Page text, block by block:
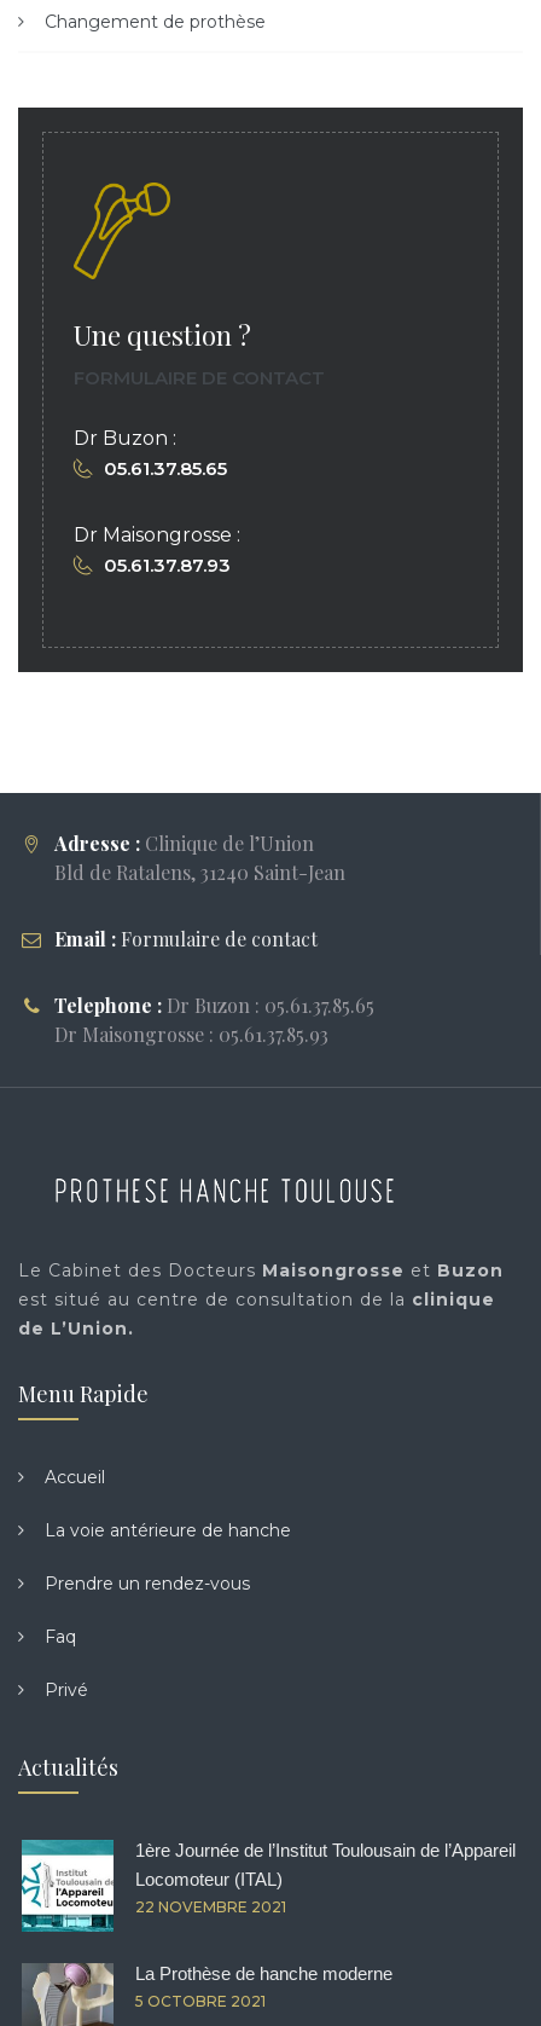
Changement de prothèse
Une question ?
FORMULAIRE DE CONTACT
Dr Buzon :
05.61.37.85.65
Dr Maisongrosse :
05.61.37.87.93
Adresse : Clinique de l’Union
Bld de Ratalens, 31240 Saint-Jean
Email : Formulaire de contact
Telephone : Dr Buzon : 05.61.37.85.65
Dr Maisongrosse : 05.61.37.85.93
Le Cabinet des Docteurs Maisongrosse et Buzon
est situé au centre de consultation de la clinique
de L’Union.
Menu Rapide
Accueil
La voie antérieure de hanche
Prendre un rendez-vous
Faq
Privé
Actualités
1ère Journée de l’Institut Toulousain de l’Appareil
Locomoteur (ITAL)
22 NOVEMBRE 2021
La Prothèse de hanche moderne
5 OCTOBRE 2021